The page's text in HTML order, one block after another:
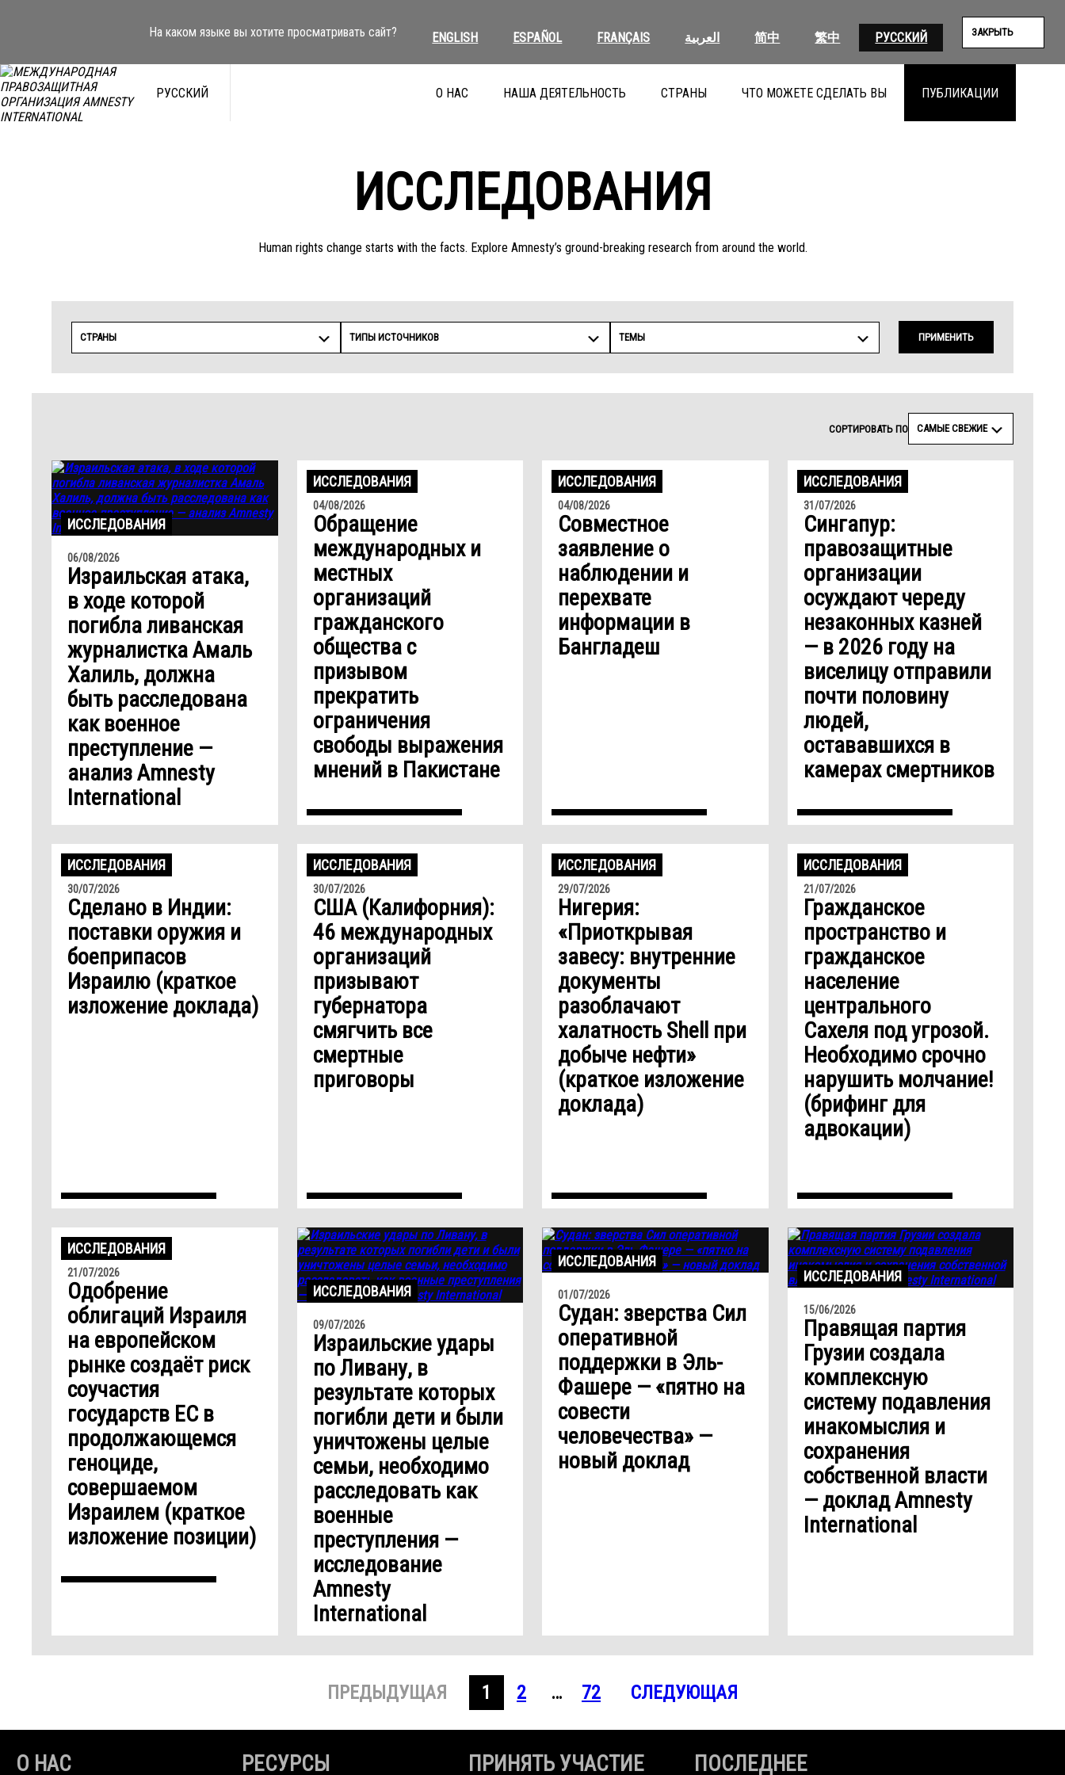
На каком языке вы хотите просматривать сайт? ENGLISH ESPAÑOL FRANÇAIS العربية 简中 繁中 РУССКИЙ ЗАКРЫТЬ
РУССКИЙ О НАС НАША ДЕЯТЕЛЬНОСТЬ СТРАНЫ ЧТО МОЖЕТЕ СДЕЛАТЬ ВЫ ПУБЛИКАЦИИ
ИССЛЕДОВАНИЯ
Human rights change starts with the facts. Explore Amnesty’s ground-breaking research from around the world.
СТРАНЫ ТИПЫ ИСТОЧНИКОВ ТЕМЫ ПРИМЕНИТЬ
СОРТИРОВАТЬ ПО САМЫЕ СВЕЖИЕ
ИССЛЕДОВАНИЯ
06/08/2026
Израильская атака,
в ходе которой
погибла ливанская
журналистка Амаль
Халиль, должна
быть расследована
как военное
преступление —
анализ Amnesty
International
ИССЛЕДОВАНИЯ
04/08/2026
Обращение
международных и
местных
организаций
гражданского
общества с
призывом
прекратить
ограничения
свободы выражения
мнений в Пакистане
ИССЛЕДОВАНИЯ
04/08/2026
Совместное
заявление о
наблюдении и
перехвате
информации в
Бангладеш
ИССЛЕДОВАНИЯ
31/07/2026
Cингапур:
правозащитные
организации
осуждают череду
незаконных казней
— в 2026 году на
виселицу отправили
почти половину
людей,
остававшихся в
камерах смертников
ИССЛЕДОВАНИЯ
30/07/2026
Сделано в Индии:
поставки оружия и
боеприпасов
Израилю (краткое
изложение доклада)
ИССЛЕДОВАНИЯ
30/07/2026
США (Калифорния):
46 международных
организаций
призывают
губернатора
смягчить все
смертные
приговоры
ИССЛЕДОВАНИЯ
29/07/2026
Нигерия:
«Приоткрывая
завесу: внутренние
документы
разоблачают
халатность Shell при
добыче нефти»
(краткое изложение
доклада)
ИССЛЕДОВАНИЯ
21/07/2026
Гражданское
пространство и
гражданское
население
центрального
Сахеля под угрозой.
Необходимо срочно
нарушить молчание!
(брифинг для
адвокации)
ИССЛЕДОВАНИЯ
21/07/2026
Одобрение
облигаций Израиля
на европейском
рынке создаёт риск
соучастия
государств ЕС в
продолжающемся
геноциде,
совершаемом
Израилем (краткое
изложение позиции)
ИССЛЕДОВАНИЯ
09/07/2026
Израильские удары
по Ливану, в
результате которых
погибли дети и были
уничтожены целые
семьи, необходимо
расследовать как
военные
преступления —
исследование
Amnesty
International
ИССЛЕДОВАНИЯ
01/07/2026
Судан: зверства Сил
оперативной
поддержки в Эль-
Фашере — «пятно на
совести
человечества» —
новый доклад
ИССЛЕДОВАНИЯ
15/06/2026
Правящая партия
Грузии создала
комплексную
систему подавления
инакомыслия и
сохранения
собственной власти
— доклад Amnesty
International
ПРЕДЫДУЩАЯ 1 2 … 72 СЛЕДУЮЩАЯ
О НАС РЕСУРСЫ ПРИНЯТЬ УЧАСТИЕ ПОСЛЕДНЕЕ